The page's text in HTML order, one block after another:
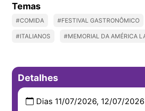
Temas
#COMIDA #FESTIVAL GASTRONÔMICO
#ITALIANOS #MEMORIAL DA AMÉRICA
Detalhes
Dias 11/07/2026, 12/07/2026